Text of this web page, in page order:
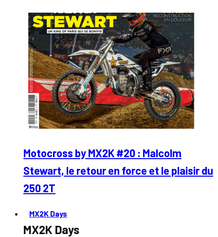
Motocross by MX2K #20 : Malcolm
Stewart, le retour en force et le plaisir du
250 2T
MX2K Days
MX2K Days